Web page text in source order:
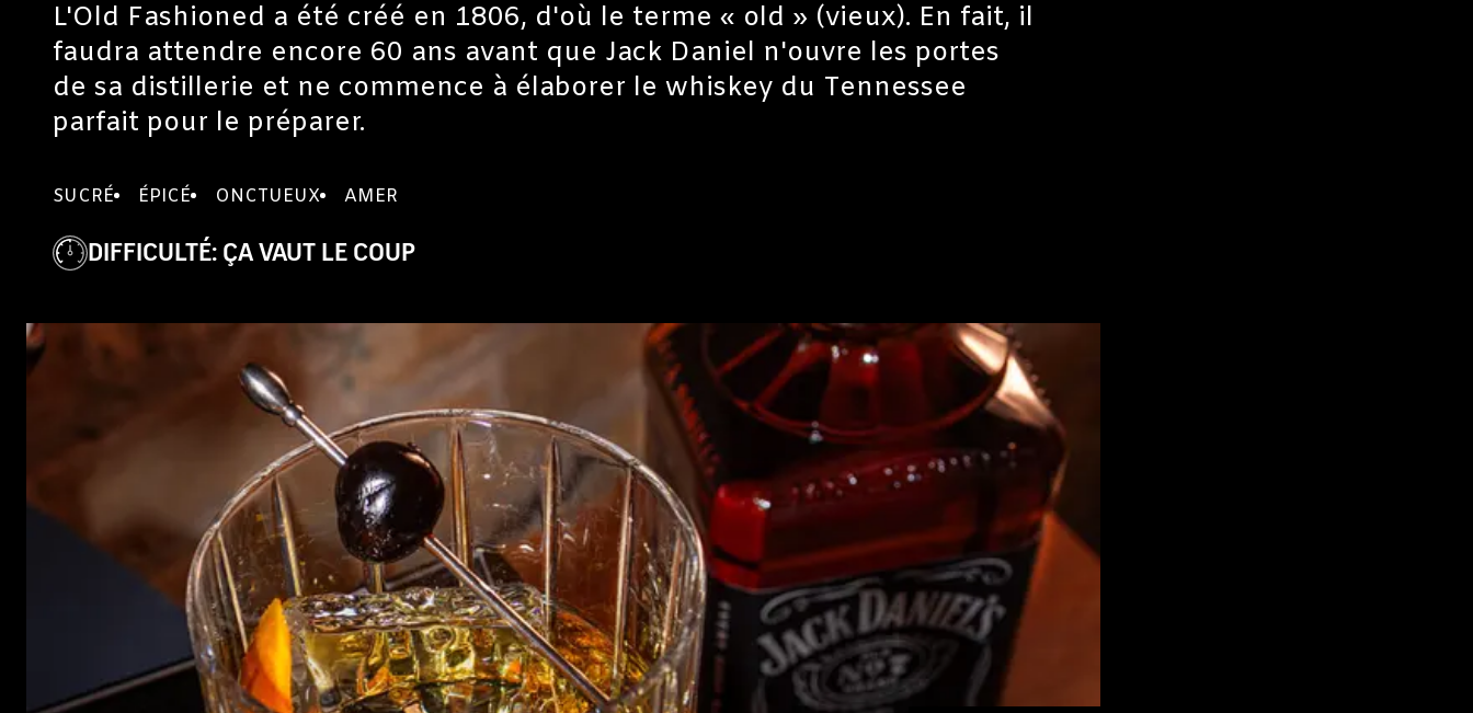
L'Old Fashioned a été créé en 1806, d'où le terme « old » (vieux). En fait, il
faudra attendre encore 60 ans avant que Jack Daniel n'ouvre les portes
de sa distillerie et ne commence à élaborer le whiskey du Tennessee
parfait pour le préparer.
SUCRÉ ÉPICÉ ONCTUEUX AMER
DIFFICULTÉ:ÇA VAUT LE COUP